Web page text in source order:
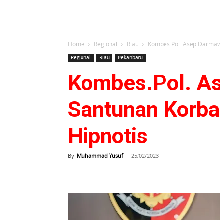
Home Regional Riau Kombes.Pol. Asep
Regional Riau Pekanbaru
Kombes.Pol.
Santunan
Hipnotis
By Muhammad Yusuf - 25/02/2023